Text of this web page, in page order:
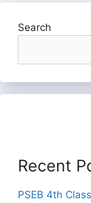
Search
Recent
PSEB 4th